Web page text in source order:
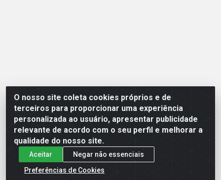
O nosso site coleta cookies próprios e de
terceiros para proporcionar uma experiência
personalizada ao usuário, apresentar publicidade
relevante de acordo com o seu perfil e melhorar a
qualidade do nosso site.
Aceitar
Negar não essenciais
Preferências de Cookies
Opção Atacadista - Setor De Industria Qi 21 Lt 23 A 41,
SN - Setor Industrial (Ceilândia), Brasília/DF - CEP
72265-210 - CNPJ 17.244.285/0001-09